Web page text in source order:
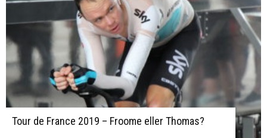
Tour de France 2019 – Froome eller Thomas?